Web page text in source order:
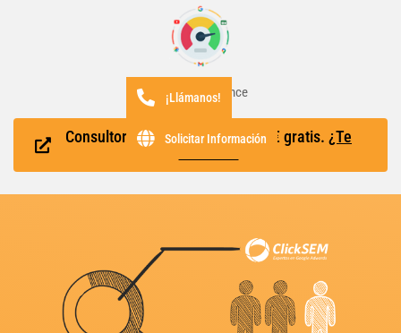
Max Performance
Consultoría Gratuita y hasta 400€ gratis. ¿Te
¡Llámanos!
Solicitar Información